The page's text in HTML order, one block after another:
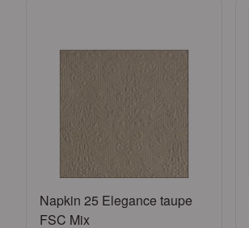
Napkin 25 Elegance taupe
FSC Mix